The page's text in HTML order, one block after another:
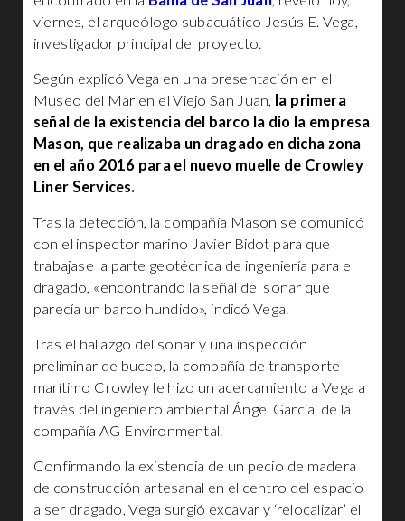
viernes, el arqueólogo subacuático Jesús E. Vega,
investigador principal del proyecto.
Según explicó Vega en una presentación en el
Museo del Mar en el Viejo San Juan, la primera
señal de la existencia del barco la dio la empresa
Mason, que realizaba un dragado en dicha zona
en el año 2016 para el nuevo muelle de Crowley
Liner Services.
Tras la detección, la compañía Mason se comunicó
con el inspector marino Javier Bidot para que
trabajase la parte geotécnica de ingeniería para el
dragado, «encontrando la señal del sonar que
parecía un barco hundido», indicó Vega.
Tras el hallazgo del sonar y una inspección
preliminar de buceo, la compañía de transporte
marítimo Crowley le hizo un acercamiento a Vega a
través del ingeniero ambiental Ángel García, de la
compañía AG Environmental.
Confirmando la existencia de un pecio de madera
de construcción artesanal en el centro del espacio
a ser dragado, Vega surgió excavar y ‘relocalizar’ el